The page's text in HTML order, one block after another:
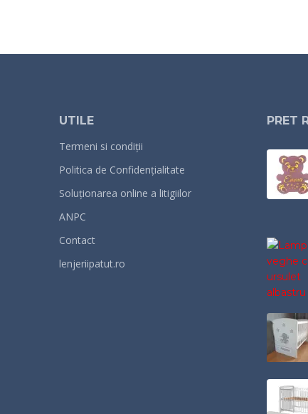
UTILE
Termeni si condiții
Politica de Confidențialitate
Soluționarea online a litigiilor
ANPC
Contact
lenjeriipatut.ro
PRET